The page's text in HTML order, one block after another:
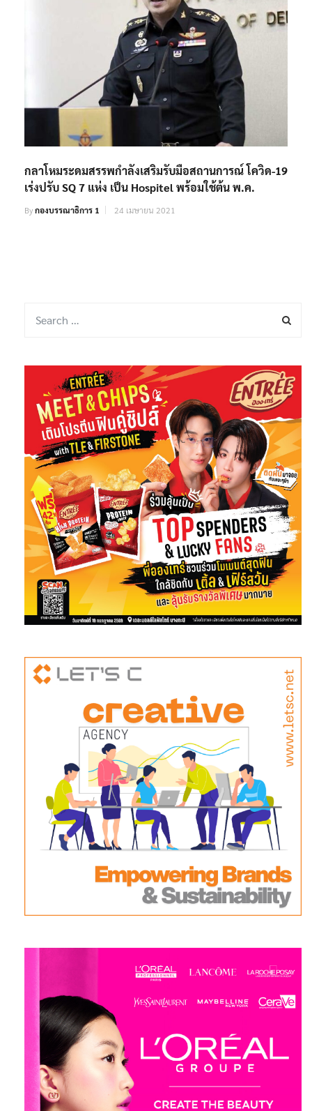
กลาโหมระดมสรรพกำลังเสริมรับมือสถานการณ์ โควิด-19
เร่งปรับ SQ 7 แห่ง เป็น Hospitel พร้อมใช้ต้น พ.ค.
Byกองบรรณาธิการ 1 24 เมษายน 2021